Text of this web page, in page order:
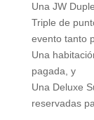
Una JW
Triple de
evento tanto
Una
pagada, y
Una Deluxe
reservadas